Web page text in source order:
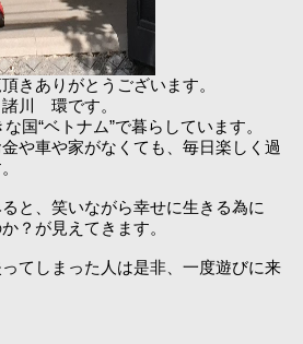
きありがとうございます。
川 環です。
国“ベトナム”で暮らしています。
や車や家がなくても、毎日楽しく過
と、笑いながら幸せに生きる為に
？が見えてきます。
てしまった人は是非、一度遊びに来